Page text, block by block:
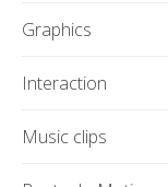
Graphics
Interaction
Music clips